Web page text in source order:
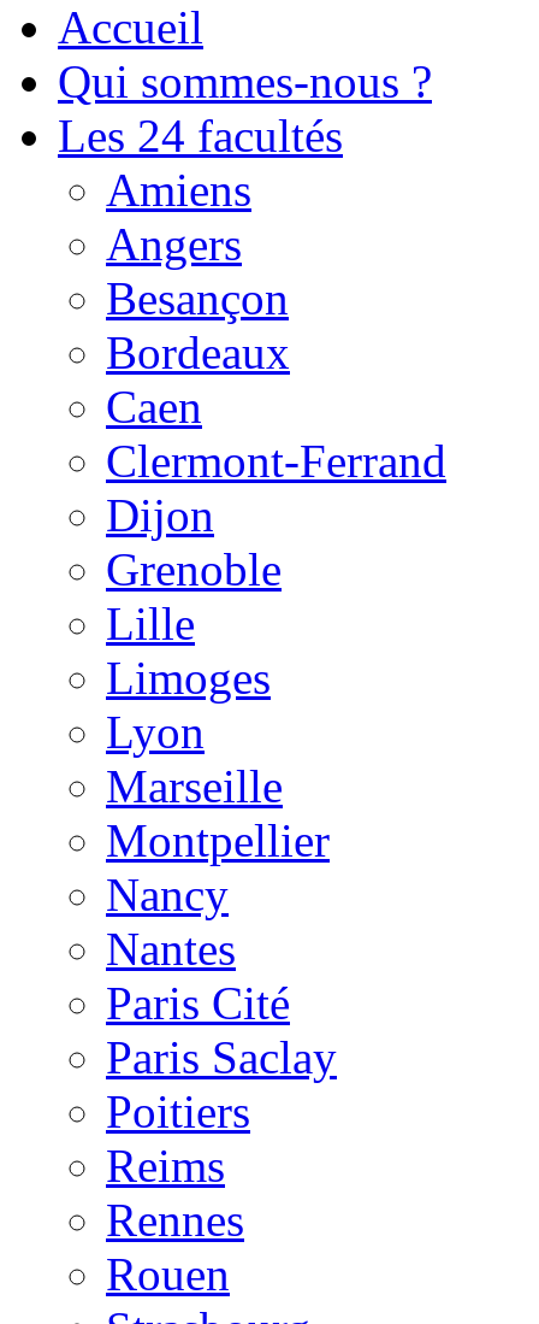
Accueil
Qui sommes-nous ?
Les 24 facultés
Amiens
Angers
Besançon
Bordeaux
Caen
Clermont-Ferrand
Dijon
Grenoble
Lille
Limoges
Lyon
Marseille
Montpellier
Nancy
Nantes
Paris Cité
Paris Saclay
Poitiers
Reims
Rennes
Rouen